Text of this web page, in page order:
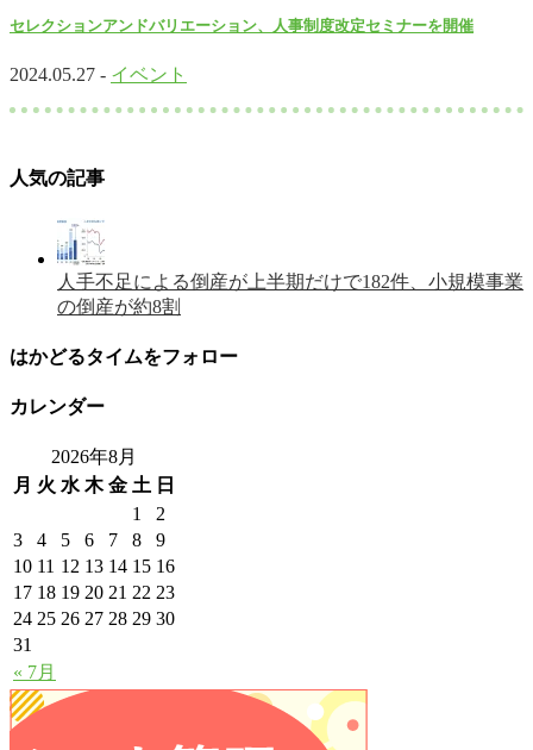
セレクションアンドバリエーション、人事制度改定セミナーを開催
2024.05.27 - イベント
人気の記事
人手不足による倒産が上半期だけで182件、小規模事業
の倒産が約8割
はかどるタイムをフォロー
カレンダー
2026年8月
月 火 水 木 金 土 日
« 7月
1
2
3
4 5 6 7 8
9
10 11 12 13 14 15 16
17 18 19 20 21 22 23
24 25 26 27 28 29 30
31